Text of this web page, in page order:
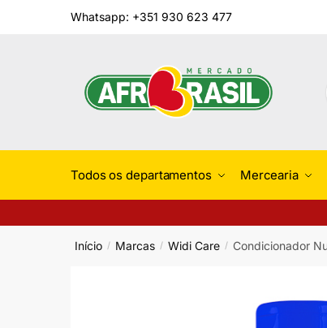
Whatsapp: +351 930 623 477
Todos os departamentos Mercearia
Início / Marcas / Widi Care / Condicionador